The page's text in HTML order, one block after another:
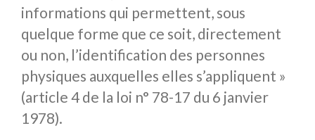
informations qui permettent, sous
quelque forme que ce soit, directement
ou non, l’identification des personnes
physiques auxquelles elles s’appliquent »
(article 4 de la loi n° 78-17 du 6 janvier
1978).